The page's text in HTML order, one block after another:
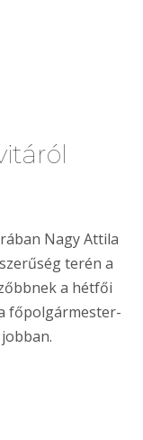
Nagy Attila
terén a
a hétfői
főpolgármester-